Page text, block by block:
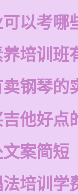
以考哪
培训班
钢琴的
他好点
案简短
培训学